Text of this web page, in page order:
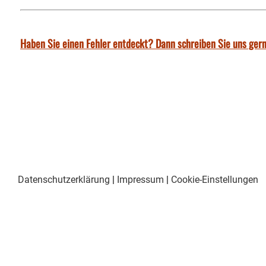
Haben Sie einen Fehler entdeckt? Dann schreiben Sie uns
Datenschutzerklärung | Impressum | Cookie-Einstellungen